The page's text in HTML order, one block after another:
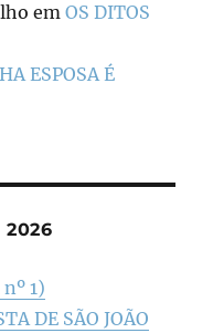
emOS DITOS
ESPOSA É
2026
1)
DE SÃO JOÃO